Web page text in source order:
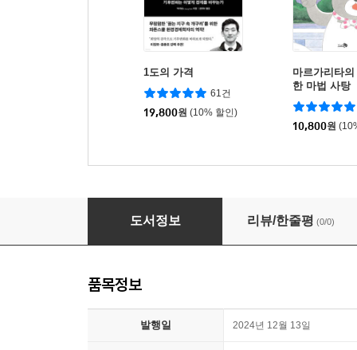
1도의 가격
61건
19,800원 (10% 할인)
마르가리타
한 마법 사탕
10,800원
도서정보 리뷰/한줄평 (0/0)
품목정보
발행일 2024년 12월 13일